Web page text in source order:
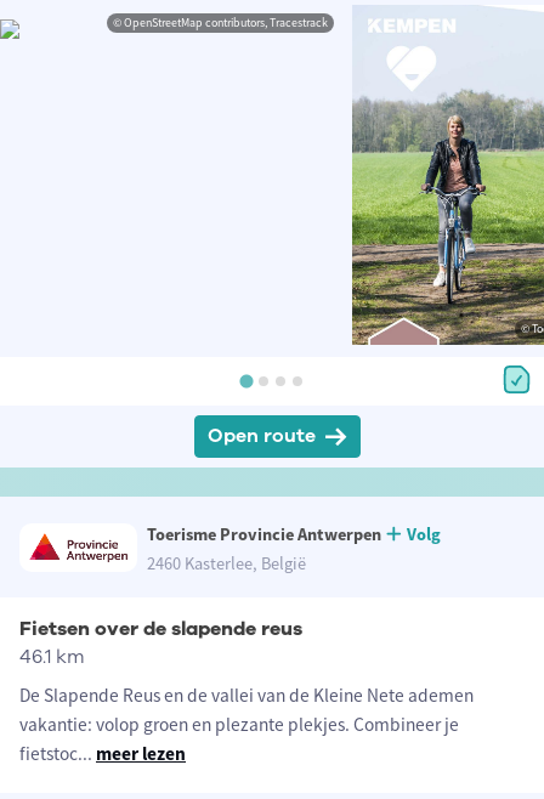
© OpenStreetMap contributors, Tracestrack
©
Open route
Toerisme Provincie Antwerpen
Volg
2460 Kasterlee, België
Fietsen over de slapende reus
46.1 km
De Slapende Reus en de vallei van de Kleine Nete ademen
vakantie: volop groen en plezante plekjes. Combineer je
fietstoc... meer lezen